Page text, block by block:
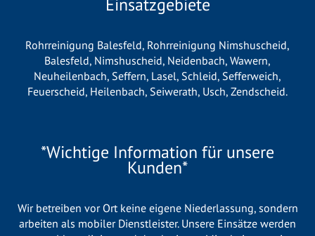
Einsatzgebiete
Rohrreinigung Balesfeld, Rohrreinigung Nimshuscheid,
Balesfeld, Nimshuscheid, Neidenbach, Wawern,
Neuheilenbach, Seffern, Lasel, Schleid, Sefferweich,
Feuerscheid, Heilenbach, Seiwerath, Usch, Zendscheid.
*Wichtige Information für unsere
Kunden*
Wir betreiben vor Ort keine eigene Niederlassung, sondern
arbeiten als mobiler Dienstleister. Unsere Einsätze werden